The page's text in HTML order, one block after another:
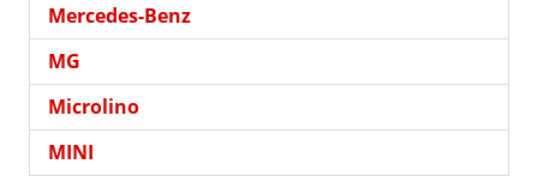
Mercedes-Benz
MG
Microlino
MINI